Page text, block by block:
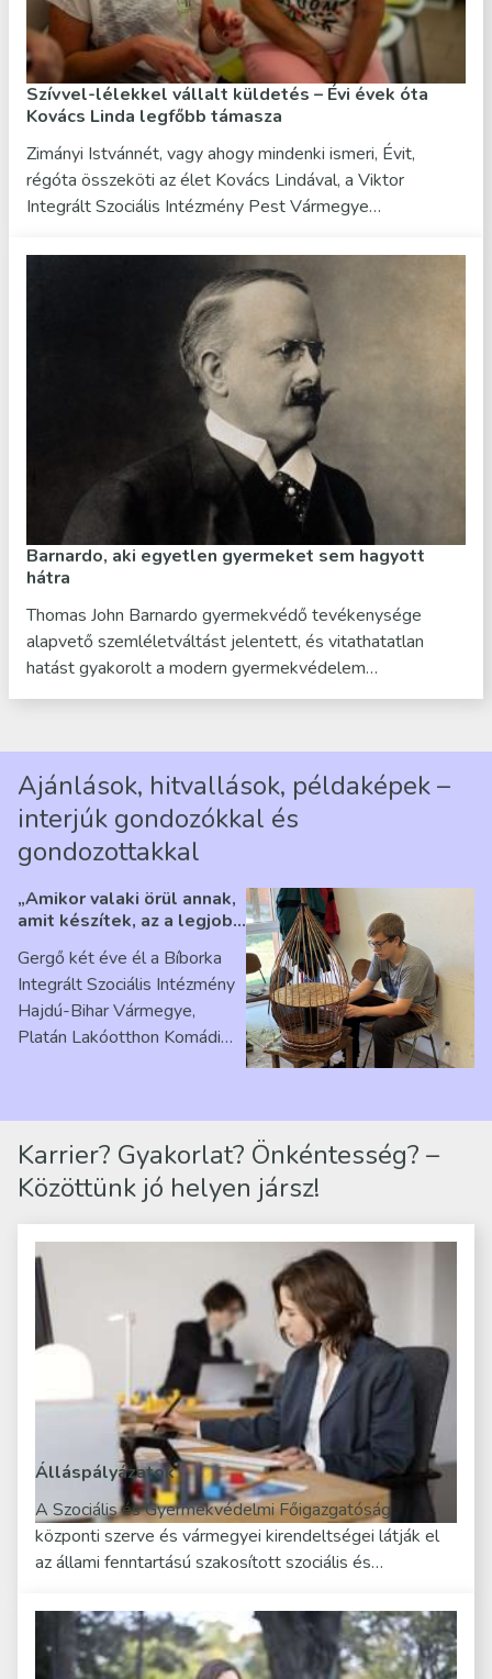
Szívvel-lélekkel vállalt küldetés – Évi évek óta
Kovács Linda legfőbb támasza
Zimányi Istvánnét, vagy ahogy mindenki ismeri, Évit,
régóta összeköti az élet Kovács Lindával, a Viktor
Integrált Szociális Intézmény Pest Vármegye…
Barnardo, aki egyetlen gyermeket sem hagyott
hátra
Thomas John Barnardo gyermekvédő tevékenysége
alapvető szemléletváltást jelentett, és vitathatatlan
hatást gyakorolt a modern gyermekvédelem…
Ajánlások, hitvallások, példaképek –
interjúk gondozókkal és
gondozottakkal
„Amikor valaki örül annak,
amit készítek, az a legjobb
Ribárszky Gergő ellátottal
Gergő két éve él a Bíborka
Integrált Szociális Intézmény
Hajdú-Bihar Vármegye,
Platán Lakóotthon Komádi
Karrier? Gyakorlat? Önkéntesség? –
Közöttünk jó helyen jársz!
Álláspályázatok
A Szociális és Gyermekvédelmi Főigazgatóság
központi szerve és vármegyei kirendeltségei látják el
az állami fenntartású szakosított szociális és…